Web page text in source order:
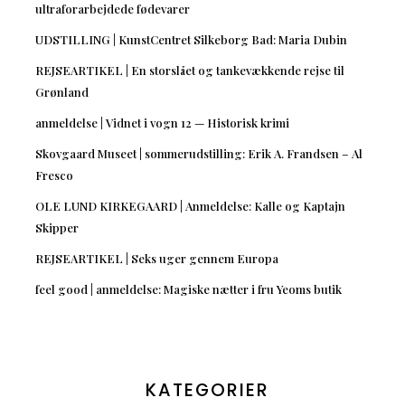
ultraforarbejdede fødevarer
UDSTILLING | KunstCentret Silkeborg Bad: Maria Dubin
REJSEARTIKEL | En storslået og tankevækkende rejse til
Grønland
anmeldelse | Vidnet i vogn 12 — Historisk krimi
Skovgaard Museet | sommerudstilling: Erik A. Frandsen – Al
Fresco
OLE LUND KIRKEGAARD | Anmeldelse: Kalle og Kaptajn
Skipper
REJSEARTIKEL | Seks uger gennem Europa
feel good | anmeldelse: Magiske nætter i fru Yeoms butik
KATEGORIER